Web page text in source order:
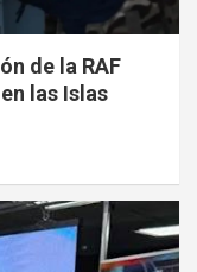
de la RAF
las Islas